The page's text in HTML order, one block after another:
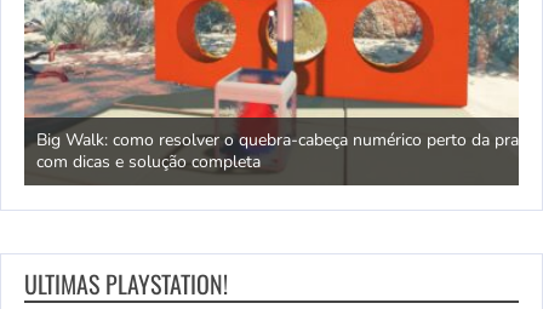
Big Walk: como resolver o quebra-cabeça numérico perto da praia
com dicas e solução completa
ULTIMAS PLAYSTATION!